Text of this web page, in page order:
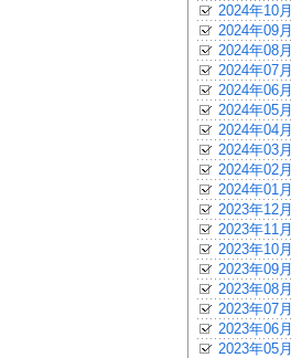
2024年10月
2024年09月
2024年08月
2024年07月
2024年06月
2024年05月
2024年04月
2024年03月
2024年02月
2024年01月
2023年12月
2023年11月
2023年10月
2023年09月
2023年08月
2023年07月
2023年06月
2023年05月